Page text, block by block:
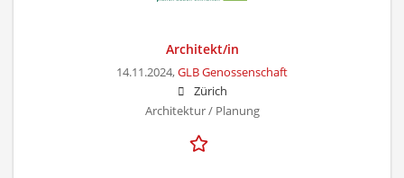
Architekt/in
14.11.2024,GLB Genossenschaft
Zürich
Architektur / Planung